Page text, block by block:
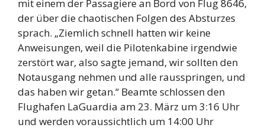
mit einem der Passagiere an Bord von Flug 8646,
der über die chaotischen Folgen des Absturzes
sprach. „Ziemlich schnell hatten wir keine
Anweisungen, weil die Pilotenkabine irgendwie
zerstört war, also sagte jemand, wir sollten den
Notausgang nehmen und alle rausspringen, und
das haben wir getan.“ Beamte schlossen den
Flughafen LaGuardia am 23. März um 3:16 Uhr
und werden voraussichtlich um 14:00 Uhr